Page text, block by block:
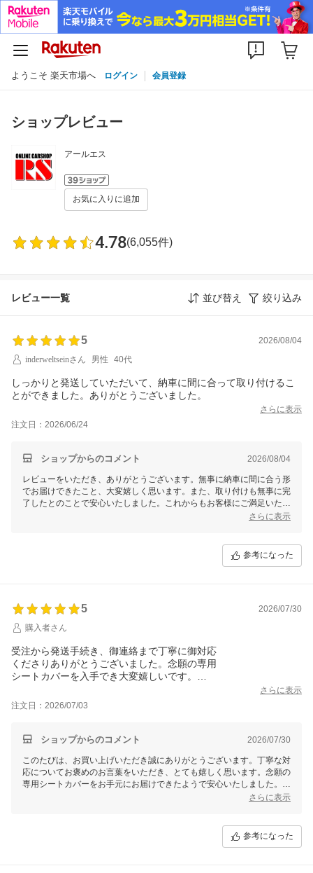
ようこそ 楽天市場へ ログイン 会員登録
ショップレビュー
アールエス
お気に入りに追加
4.78(6,055件)
レビュー一覧 並び替え 絞り込み
5
2026/08/04
inderweltseinさん
男性 40代
しっかりと発送していただいて、納車に間に合って取り付けるこ
とができました。ありがとうございました。
さらに表示
注文日：2026/06/24
ショップからのコメント 2026/08/04
レビューをいただき、ありがとうございます。無事に納車に間に合う形
でお届けできたこと、大変嬉しく思います。また、取り付けも無事に完
了したとのことで安心いたしました。これからもお客様にご満足いただ
けるサービスを目指して努めてまいります。またのご利用を心よりお待
さらに表示
参考になった
5
2026/07/30
購入者さん
受注から発送手続き、御連絡まで丁寧に御対応
くださりありがとうございました。念願の専用
シートカバーを入手でき大変嬉しいです。
という点も何かの縁と思いつつ、感謝し、
さらに表示
注文日：2026/07/03
ショップからのコメント 2026/07/30
このたびは、お買い上げいただき誠にありがとうございます。丁寧な対
応についてお褒めのお言葉をいただき、とても嬉しく思います。念願の
専用シートカバーをお手元にお届けできたようで安心いたしました。ま
た、社名とお車のグレード名に特別なご縁を感じていただけたこと、大
これからもお客様に満足いただける商品とサービスをご提供できるよう
努めて参りますので、またのご利用を心よりお待ちしております。この
さらに表示
参考になった